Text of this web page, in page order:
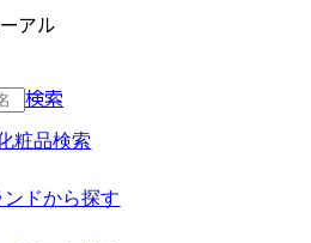
アル
検索
粧品検索
ンドから探す